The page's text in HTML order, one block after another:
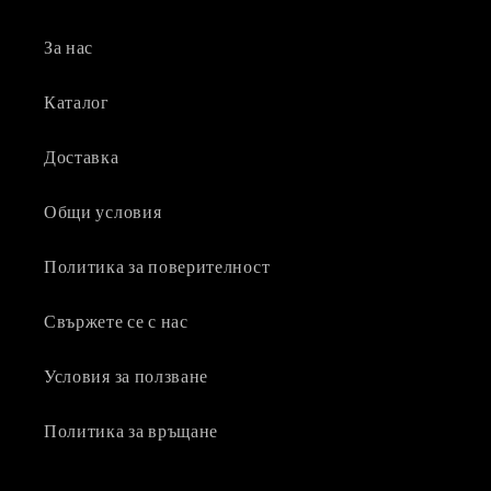
За нас
Каталог
Доставка
Общи условия
Политика за поверителност
Свържете се с нас
Условия за ползване
Политика за връщане